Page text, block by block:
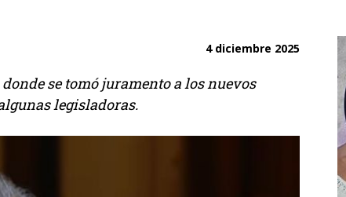
4 diciembre 2025
se tomó juramento a los nuevos
legisladoras.